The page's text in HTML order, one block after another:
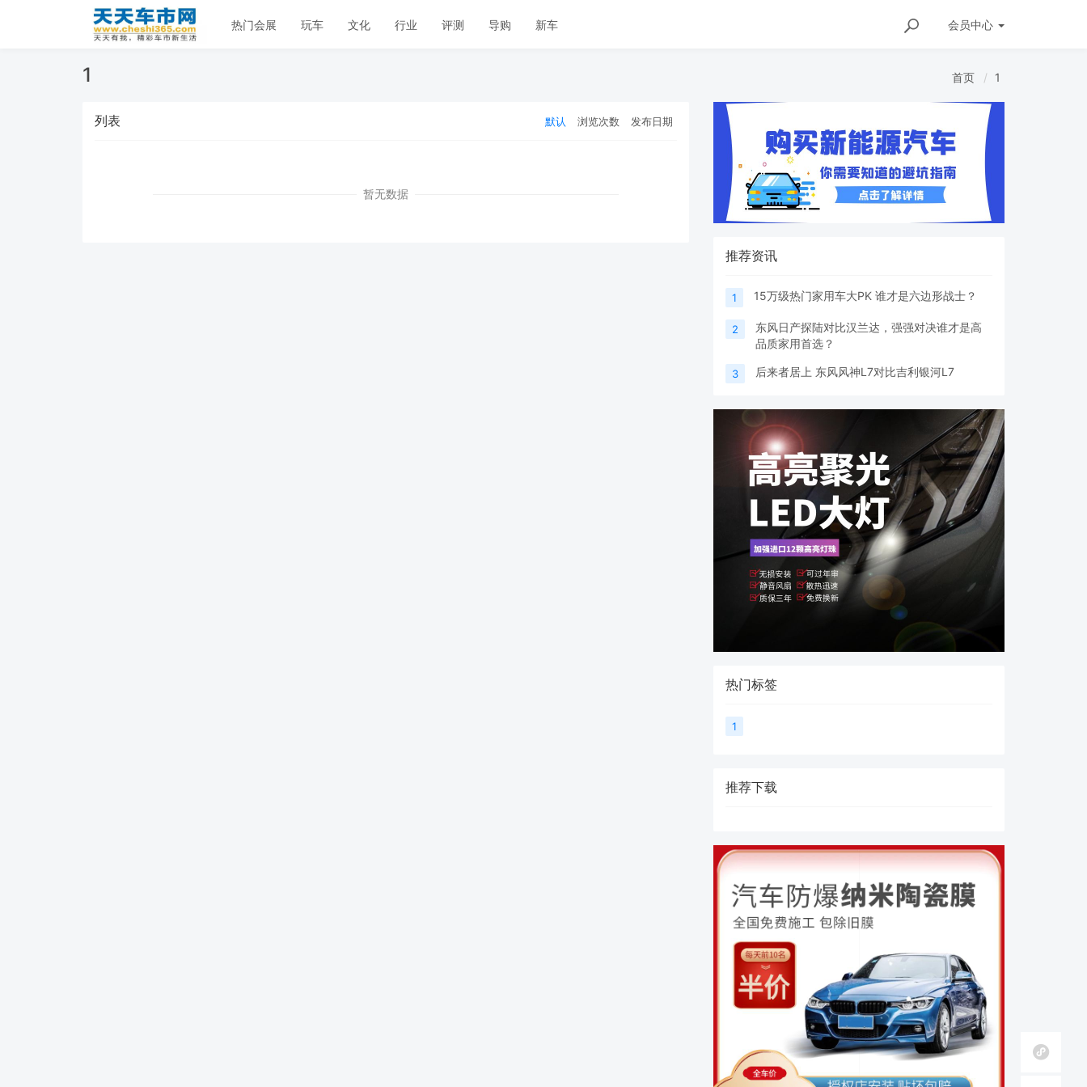
会员中心
热门会展 玩车 文化 行业 评测 导购 新车
1 首页 1
列表 默认 浏览次数 发布日期
暂无数据
推荐资讯
1 15万级热门家用车大PK 谁才是六边形战士？
2
东风日产探陆对比汉兰达，强强对决谁才是高
品质家用首选？
3 后来者居上 东风风神L7对比吉利银河L7
热门标签
1
推荐下载